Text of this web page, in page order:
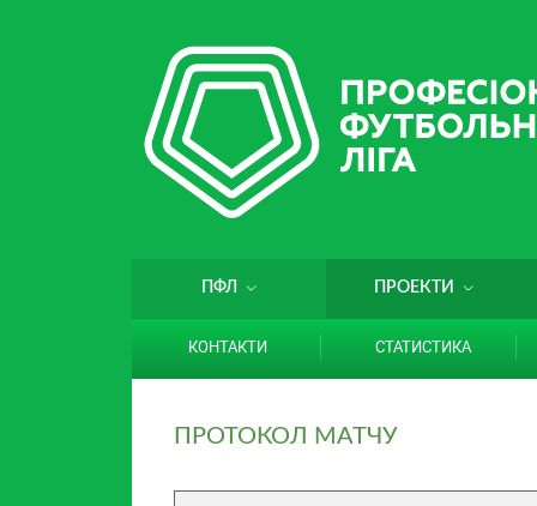
ПФЛ ПРОЕКТИ
КОНТАКТИ СТАТИСТИКА
ПРОТОКОЛ МАТЧУ